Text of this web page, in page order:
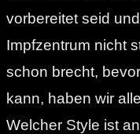
vorbereitet seid
Impfzentrum nicht
schon brecht,
kann, haben wir
Welcher Style ist